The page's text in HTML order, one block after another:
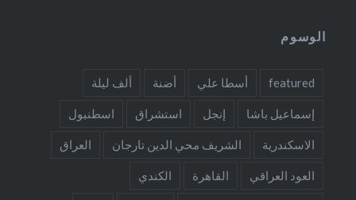
الوسوم
featured أسطا علي أضنة ألف ليلة
إسماعيل باشا إنجل استشراق اسطنبول
الاسكندرية الشريف محي الدين تارجان العراق
العود العراقي القاهرة الكندي